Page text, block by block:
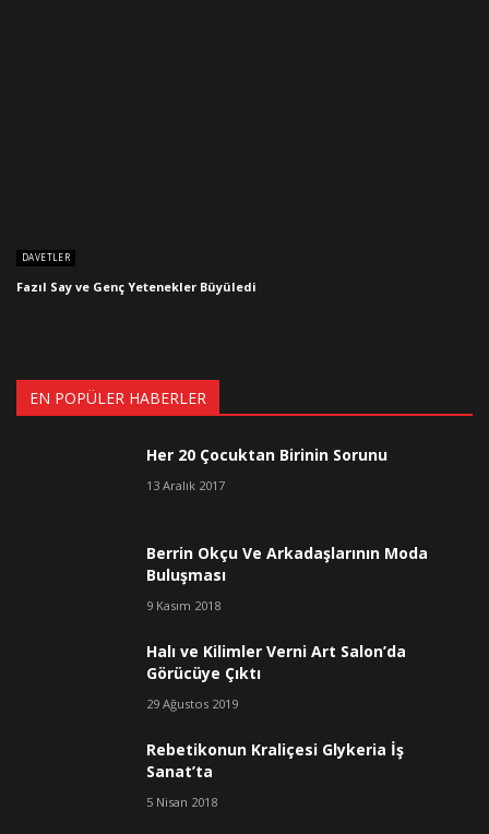
DAVETLER
Fazıl Say ve Genç Yetenekler Büyüledi
EN POPÜLER HABERLER
Her 20 Çocuktan Birinin Sorunu
13 Aralık 2017
Berrin Okçu Ve Arkadaşlarının Moda
Buluşması
9 Kasım 2018
Halı ve Kilimler Verni Art Salon’da
Görücüye Çıktı
29 Ağustos 2019
Rebetikonun Kraliçesi Glykeria İş
Sanat’ta
5 Nisan 2018